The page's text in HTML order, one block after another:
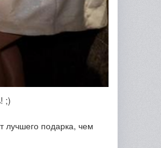
;)
лучшего подарка, чем